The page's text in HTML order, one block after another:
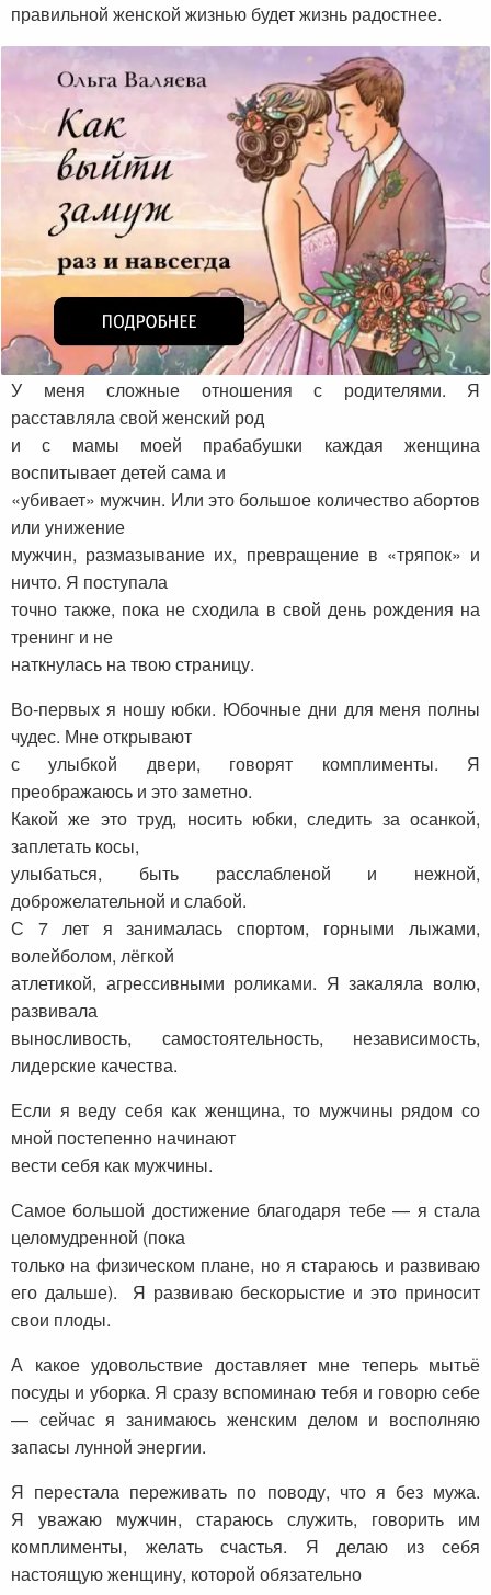
правильной женской жизнью будет жизнь радостнее.
У меня сложные отношения с родителями. Я
расставляла свой женский род
и с мамы моей прабабушки каждая женщина
воспитывает детей сама и
«убивает» мужчин. Или это большое количество абортов
или унижение
мужчин, размазывание их, превращение в «тряпок» и
ничто. Я поступала
точно также, пока не сходила в свой день рождения на
тренинг и не
наткнулась на твою страницу.
Во-первых я ношу юбки. Юбочные дни для меня полны
чудес. Мне открывают
с улыбкой двери, говорят комплименты. Я
преображаюсь и это заметно.
Какой же это труд, носить юбки, следить за осанкой,
заплетать косы,
улыбаться, быть расслабленой и нежной,
доброжелательной и слабой.
С 7 лет я занималась спортом, горными лыжами,
волейболом, лёгкой
атлетикой, агрессивными роликами. Я закаляла волю,
развивала
выносливость, самостоятельность, независимость,
лидерские качества.
Если я веду себя как женщина, то мужчины рядом со
мной постепенно начинают
вести себя как мужчины.
Самое большой достижение благодаря тебе — я стала
целомудренной (пока
только на физическом плане, но я стараюсь и развиваю
его дальше). Я развиваю бескорыстие и это приносит
свои плоды.
А какое удовольствие доставляет мне теперь мытьё
посуды и уборка. Я сразу вспоминаю тебя и говорю себе
— сейчас я занимаюсь женским делом и восполняю
запасы лунной энергии.
Я перестала переживать по поводу, что я без мужа.
Я уважаю мужчин, стараюсь служить, говорить им
комплименты, желать счастья. Я делаю из себя
настоящую женщину, которой обязательно